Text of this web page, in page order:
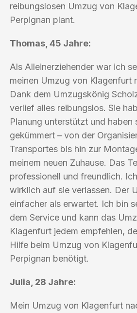
reibungslosen Umzug von
Perpignan plant.
Thomas, 45 Jahre:
Als Alleinerziehender war ich
meinen Umzug von Klagenfurt
Dank dem Umzugskönig
verlief alles reibungslos. Sie
Planung unterstützt und haben
gekümmert – von der
Transportes bis hin zur
meinem neuen Zuhause. Das
professionell und freundlich.
wirklich auf sie verlassen. Der
einfacher als erwartet. Ich bin
dem Service und kann das
Klagenfurt jedem empfehlen,
Hilfe beim Umzug von
Perpignan benötigt.
Julia, 28 Jahre:
Mein Umzug von Klagenfurt